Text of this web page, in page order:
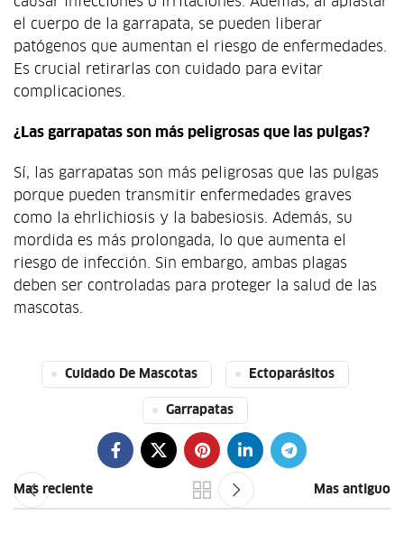
el cuerpo de la garrapata, se pueden liberar
patógenos que aumentan el riesgo de enfermedades.
Es crucial retirarlas con cuidado para evitar
complicaciones.
¿Las garrapatas son más peligrosas que las pulgas?
Sí, las garrapatas son más peligrosas que las pulgas
porque pueden transmitir enfermedades graves
como la ehrlichiosis y la babesiosis. Además, su
mordida es más prolongada, lo que aumenta el
riesgo de infección. Sin embargo, ambas plagas
deben ser controladas para proteger la salud de las
mascotas.
Cuidado De Mascotas Ectoparásitos
Garrapatas
Mas reciente Mas antiguo